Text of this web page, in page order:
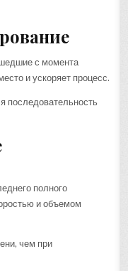
с момента
и ускоряет процесс.
последовательность
полного
и объемом
чем при